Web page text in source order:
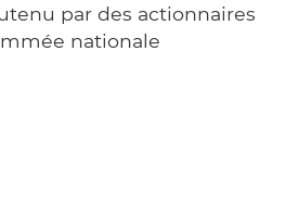
par des actionnaires
nationale